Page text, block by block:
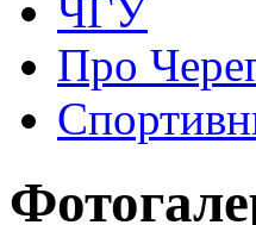
ЧГУ
Про